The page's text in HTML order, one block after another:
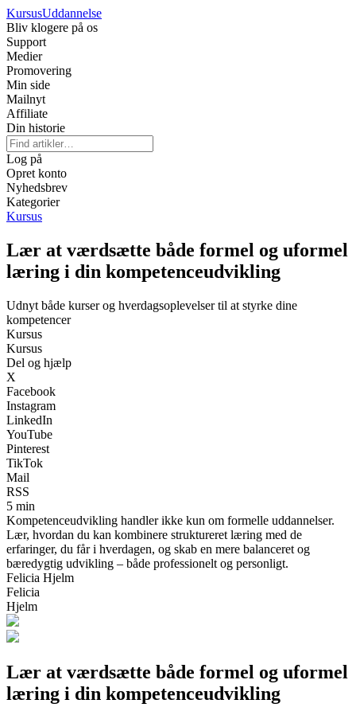
KursusUddannelse
Bliv klogere på os
Support
Medier
Promovering
Min side
Mailnyt
Affiliate
Din historie
Log på
Opret konto
Nyhedsbrev
Kategorier
Kursus
Lær at værdsætte både formel og uformel
læring i din kompetenceudvikling
Udnyt både kurser og hverdagsoplevelser til at styrke dine
kompetencer
Kursus
Kursus
Del og hjælp
X
Facebook
Instagram
LinkedIn
YouTube
Pinterest
TikTok
Mail
RSS
5 min
Kompetenceudvikling handler ikke kun om formelle uddannelser.
Lær, hvordan du kan kombinere struktureret læring med de
erfaringer, du får i hverdagen, og skab en mere balanceret og
bæredygtig udvikling – både professionelt og personligt.
Felicia Hjelm
Felicia
Hjelm
Lær at værdsætte både formel og uformel
læring i din kompetenceudvikling